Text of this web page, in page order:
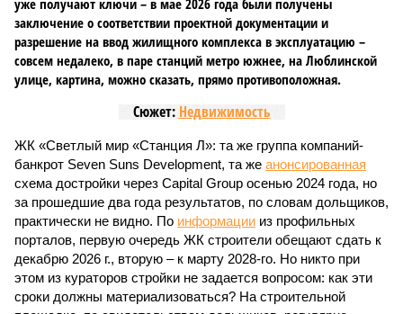
В нескольких станциях от уже сданного «Сказочного леса» пайщики ЖК
«Станция Л» продолжают ждать от компании Capital Group начала
реальной достройки (изображение сгенерировано ИИ)
Пока в Ярославском районе СВАО дольщики «Сказочного леса»
заключение о соответствии проектной документации и
разрешение на ввод жилищного комплекса в эксплуатацию –
совсем недалеко, в паре станций метро южнее, на Люблинской
улице, картина, можно сказать, прямо противоположная.
Сюжет:Недвижимость
ЖК «Светлый мир «Станция Л»: та же группа компаний-
банкрот Seven Suns Development, та жеанонсированная
схема достройки через Capital Group осенью 2024 года, но